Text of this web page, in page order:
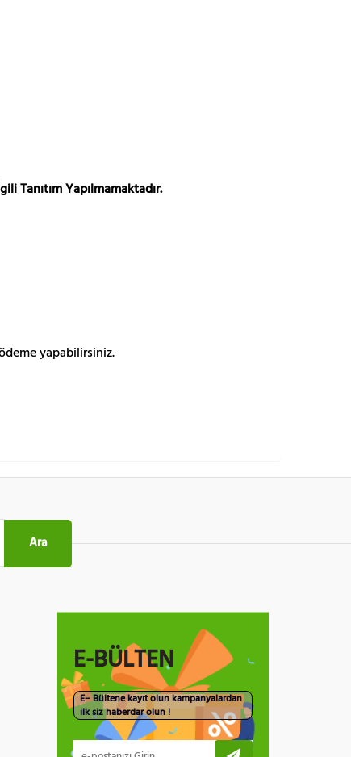
Tanıtım Yapılmamaktadır.
yapabilirsiniz.
Ara
E-BÜLTEN
E– Bültene kayıt olun kampanyalardan
ilk siz haberdar olun !